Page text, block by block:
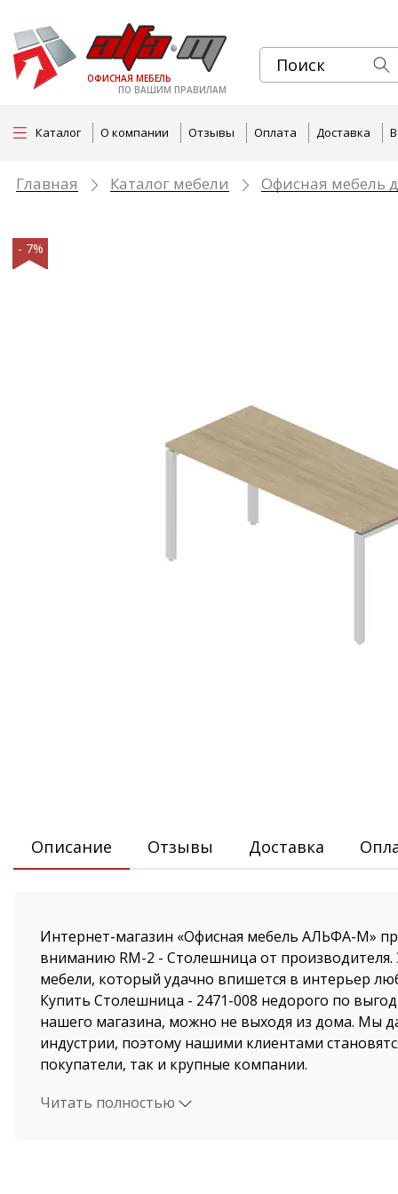
ОФИСНАЯ МЕБЕЛЬ
ПО ВАШИМ ПРАВИЛАМ
Каталог О компании Отзывы Оплата Доставка
Главная Каталог мебели Офисная мебель
- 7%
Описание Отзывы Доставка
Интернет-магазин «Офисная мебель АЛЬФА-М»
вниманию RM-2 - Столешница от производителя.
мебели, который удачно впишется в интерьер
Купить Столешница - 2471-008 недорого по
нашего магазина, можно не выходя из дома. Мы
индустрии, поэтому нашими клиентами
покупатели, так и крупные компании.
Стоимость Столешница и быстрая доставка от
Читать полностью